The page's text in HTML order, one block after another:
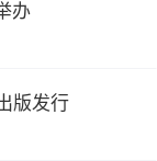
办
版发行